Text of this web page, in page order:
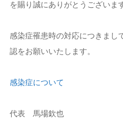
を賜り誠にありがとうございま
感染症罹患時の対応につきまし
認をお願いいたします。
感染症について
代表 馬場欽也